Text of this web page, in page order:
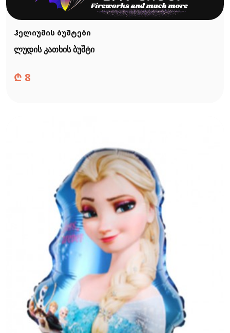
ჰელიუმის ბუშტები
ლუდის კათხის ბუშტი
₾ 8